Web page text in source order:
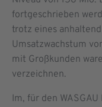
fortgeschrieben
trotz eines
Umsatzwachstum
mit Großkunden
verzeichnen.
Im, für den